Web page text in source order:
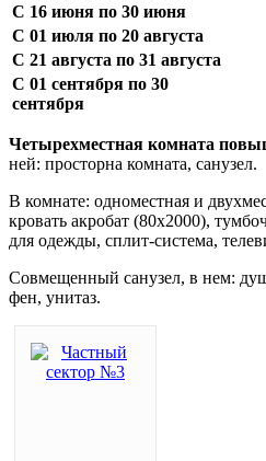
С 16 июня по 30 июня
С 01 июля по 20 августа
С 21 августа по 31 августа
С 01 сентября по 30
сентября
Четырехместная комната
ней: просторна комната, санузел.
В комнате: одноместная и
кровать акробат (80х2000),
для одежды, сплит-система,
Совмещенный санузел, в нем:
фен, унитаз.